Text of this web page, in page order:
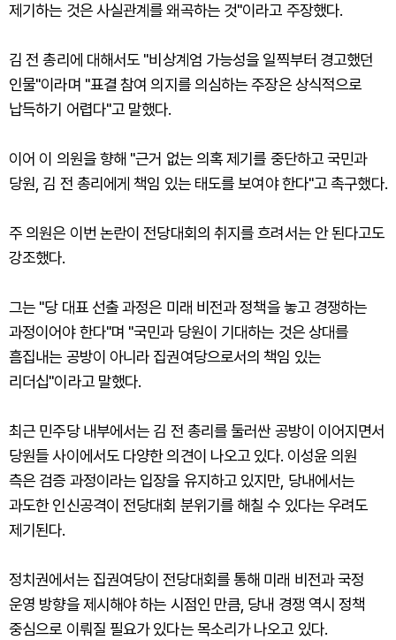
제기하는 것은 사실관계를 왜곡하는 것"이라고 주장했다.
김 전 총리에 대해서도 "비상계엄 가능성을 일찍부터 경고했던
인물"이라며 "표결 참여 의지를 의심하는 주장은 상식적으로
납득하기 어렵다"고 말했다.
이어 이 의원을 향해 "근거 없는 의혹 제기를 중단하고 국민과
당원, 김 전 총리에게 책임 있는 태도를 보여야 한다"고 촉구했다.
주 의원은 이번 논란이 전당대회의 취지를 흐려서는 안 된다고도
강조했다.
그는 "당 대표 선출 과정은 미래 비전과 정책을 놓고 경쟁하는
과정이어야 한다"며 "국민과 당원이 기대하는 것은 상대를
흠집내는 공방이 아니라 집권여당으로서의 책임 있는
리더십"이라고 말했다.
최근 민주당 내부에서는 김 전 총리를 둘러싼 공방이 이어지면서
당원들 사이에서도 다양한 의견이 나오고 있다. 이성윤 의원
측은 검증 과정이라는 입장을 유지하고 있지만, 당내에서는
과도한 인신공격이 전당대회 분위기를 해칠 수 있다는 우려도
제기된다.
정치권에서는 집권여당이 전당대회를 통해 미래 비전과 국정
운영 방향을 제시해야 하는 시점인 만큼, 당내 경쟁 역시 정책
중심으로 이뤄질 필요가 있다는 목소리가 나오고 있다.